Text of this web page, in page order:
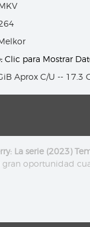
Clic para Mostrar
Aprox C/U -- 17.3
La serie (2023)
gran oportunidad